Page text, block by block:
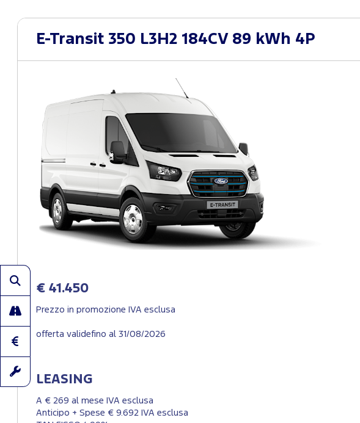
E-Transit 350 L3H2 184CV 89 kWh 4P
€ 41.450
Prezzo in promozione IVA esclusa
offerta validefino al 31/08/2026
LEASING
A € 269 al mese IVA esclusa
Anticipo + Spese € 9.692 IVA esclusa